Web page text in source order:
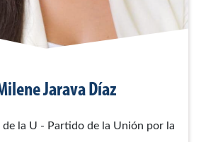
Jarava Díaz
la U - Partido de la Unión por la